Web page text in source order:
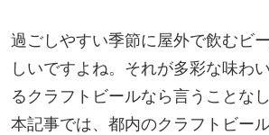
過ごしやすい季節に屋外で飲むビ
しいですよね。それが多彩な味わ
るクラフトビールなら言うことな
本記事では、都内のクラフトビー